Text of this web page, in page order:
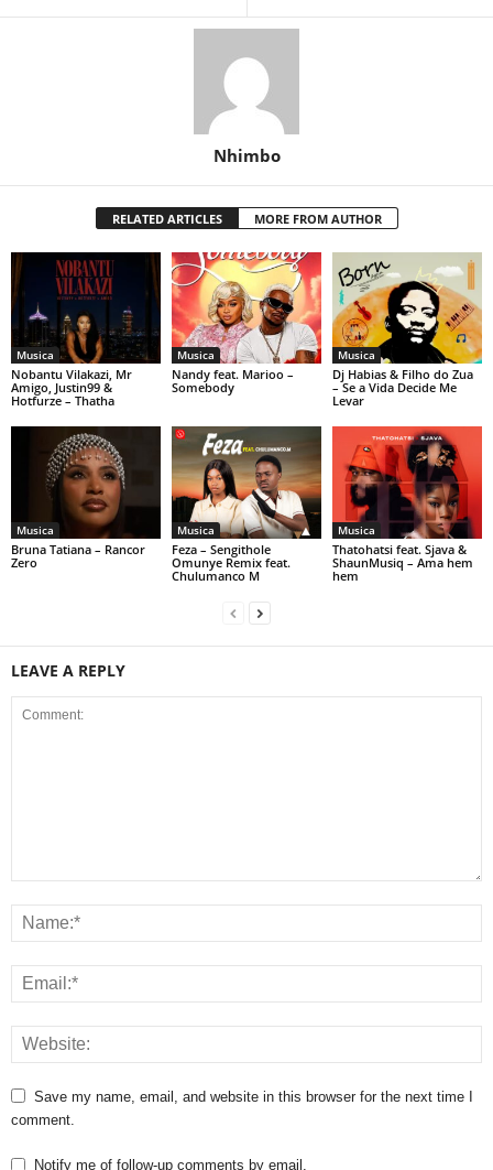
Nhimbo
RELATED ARTICLES MORE FROM AUTHOR
Musica
Nobantu Vilakazi, Mr
Amigo, Justin99 &
Hotfurze – Thatha
Musica
Nandy feat. Marioo –
Somebody
Musica
Dj Habias & Filho do Zua
– Se a Vida Decide Me
Levar
Musica
Bruna Tatiana – Rancor
Zero
Musica
Feza – Sengithole
Omunye Remix feat.
Chulumanco M
Musica
Thatohatsi feat. Sjava &
ShaunMusiq – Ama hem
hem
LEAVE A REPLY
Save my name, email, and website in this browser for the next time I
comment.
Notify me of follow-up comments by email.